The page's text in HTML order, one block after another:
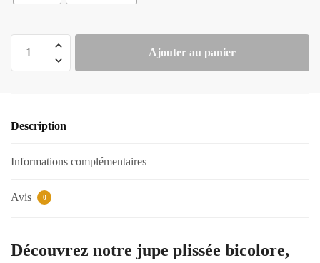
Ajouter au panier
Description
Informations complémentaires
Avis 0
Découvrez notre jupe plissée bicolore,